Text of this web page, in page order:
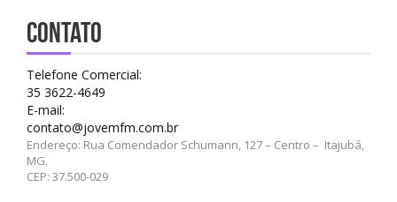
CONTATO
Telefone Comercial:
35 3622-4649
E-mail:
contato@jovemfm.com.br
Endereço: Rua Comendador Schumann, 127 – Centro – Itajubá,
MG.
CEP: 37.500-029